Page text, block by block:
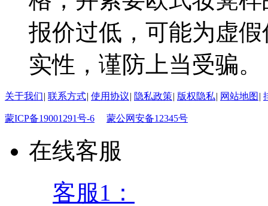
报价过低，可能为虚
实性，谨防上当受骗。
关于我们| 联系方式| 使用协议| 隐私政策| 版权隐私| 网站地图 |
蒙ICP备19001291号-6 蒙公网安备12345号
在线客服
客服1：